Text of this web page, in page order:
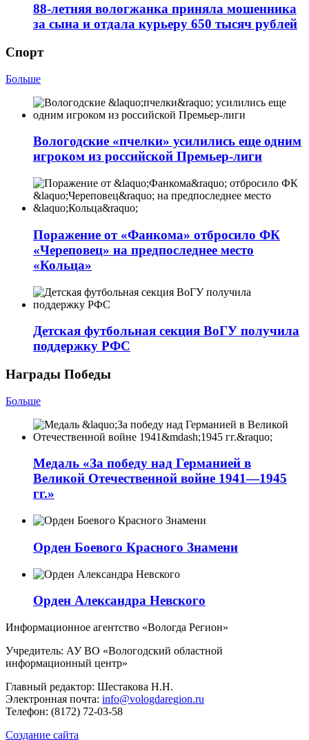
88-летняя вологжанка приняла мошенника
за сына и отдала курьеру 650 тысяч рублей
Спорт
Больше
Вологодские «пчелки» усилились еще одним
игроком из российской Премьер-лиги
Поражение от «Фанкома» отбросило ФК
«Череповец» на предпоследнее место
«Кольца»
Детская футбольная секция ВоГУ получила
поддержку РФС
Награды Победы
Больше
Медаль «За победу над Германией в
Великой Отечественной войне 1941—1945
гг.»
Орден Боевого Красного Знамени
Орден Александра Невского
Информационное агентство «Вологда Регион»
Учредитель: АУ ВО «Вологодский областной
информационный центр»
Главный редактор: Шестакова Н.Н.
Электронная почта: info@vologdaregion.ru
Телефон: (8172) 72-03-58
Создание сайта